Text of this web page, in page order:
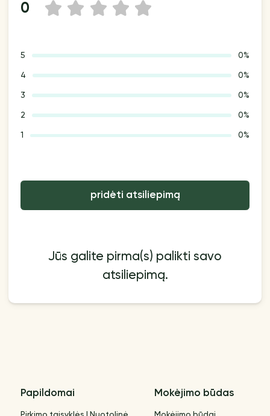
0 5
4
3
2
1
5 0%
4 0%
3 0%
2 0%
1 0%
pridėti atsiliepimą
Jūs galite pirma(s) palikti savo
atsiliepimą.
Papildomai Mokėjimo būdas